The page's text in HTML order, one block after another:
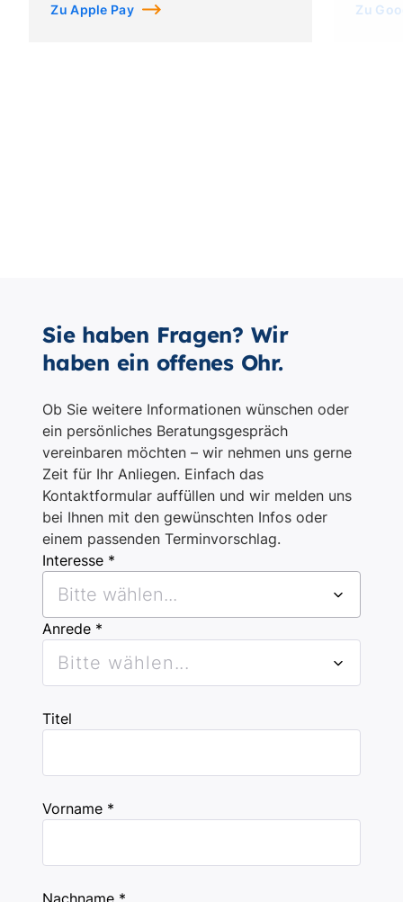
Sie haben Fragen? Wir
haben ein offenes Ohr.
Ob Sie weitere Informationen wünschen oder
ein persönliches Beratungsgespräch
vereinbaren möchten – wir nehmen uns gerne
Zeit für Ihr Anliegen. Einfach das
Kontaktformular auffüllen und wir melden uns
bei Ihnen mit den gewünschten Infos oder
einem passenden Terminvorschlag.
Interesse *
Bitte wählen...
Anrede *
Bitte wählen...
Titel
Vorname *
Nachname *